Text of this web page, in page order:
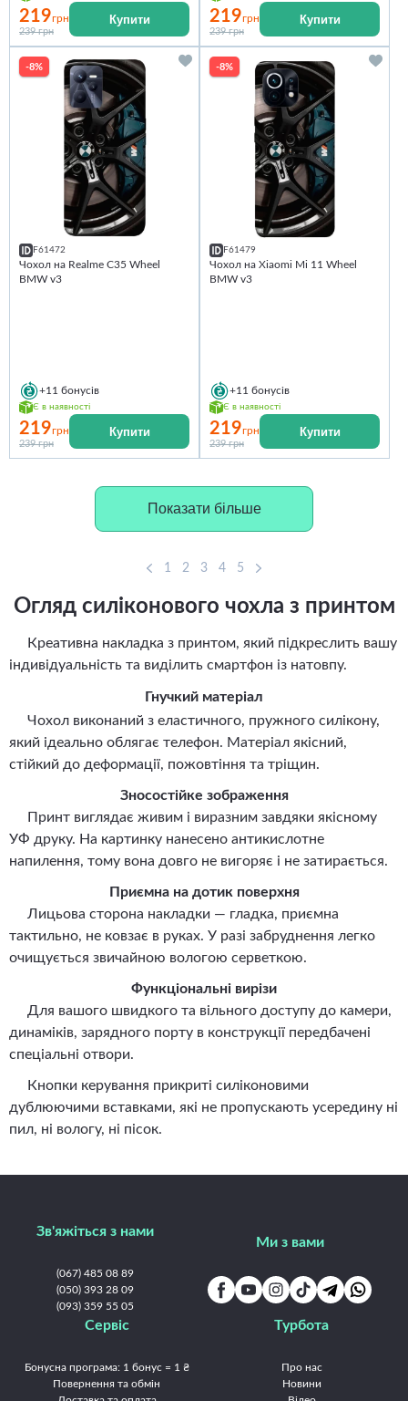
219грн
239 грн
Купити 219грн
239 грн
Купити
-8%
F61472
Чохол на Realme C35 Wheel
BMW v3
+11 бонусів
Є в наявності
219грн
239 грн
Купити
-8%
F61479
Чохол на Xiaomi Mi 11 Wheel
BMW v3
+11 бонусів
Є в наявності
219грн
239 грн
Купити
Показати більше
1 2 3 4 5
Огляд силіконового чохла з принтом
Креативна накладка з принтом, який підкреслить вашу
індивідуальність та виділить смартфон із натовпу.
Гнучкий матеріал
Чохол виконаний з еластичного, пружного силікону,
який ідеально облягає телефон. Матеріал якісний,
стійкий до деформації, пожовтіння та тріщин.
Зносостійке зображення
Принт виглядає живим і виразним завдяки якісному
УФ друку. На картинку нанесено антикислотне
напилення, тому вона довго не вигоряє і не затирається.
Приємна на дотик поверхня
Лицьова сторона накладки — гладка, приємна
тактильно, не ковзає в руках. У разі забруднення легко
очищується звичайною вологою серветкою.
Функціональні вирізи
Для вашого швидкого та вільного доступу до камери,
динаміків, зарядного порту в конструкції передбачені
спеціальні отвори.
Кнопки керування прикриті силіконовими
дублюючими вставками, які не пропускають усередину ні
пил, ні вологу, ні пісок.
Зв'яжіться з нами
(067) 485 08 89
(050) 393 28 09
(093) 359 55 05
Ми з вами
Сервіс
Бонусна програма: 1 бонус = 1 ₴
Повернення та обмін
Турбота
Про нас
Новини